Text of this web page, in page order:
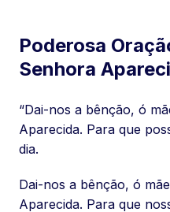
Poderosa
Senhora
“Dai-nos a bênção, ó
Aparecida. Para que
dia.
Dai-nos a bênção, ó
Aparecida. Para que